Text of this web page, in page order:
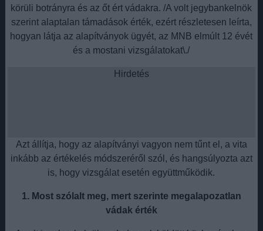
körüli botrányra és az őt ért vádakra. /A volt jegybankelnök
szerint alaptalan támadások érték, ezért részletesen leírta,
hogyan látja az alapítványok ügyét, az MNB elmúlt 12 évét
és a mostani vizsgálatokat\./
Hirdetés
Azt állítja, hogy az alapítványi vagyon nem tűnt el, a vita
inkább az értékelés módszeréről szól, és hangsúlyozta azt
is, hogy vizsgálat esetén együttműködik.
1. Most szólalt meg, mert szerinte megalapozatlan
vádak érték